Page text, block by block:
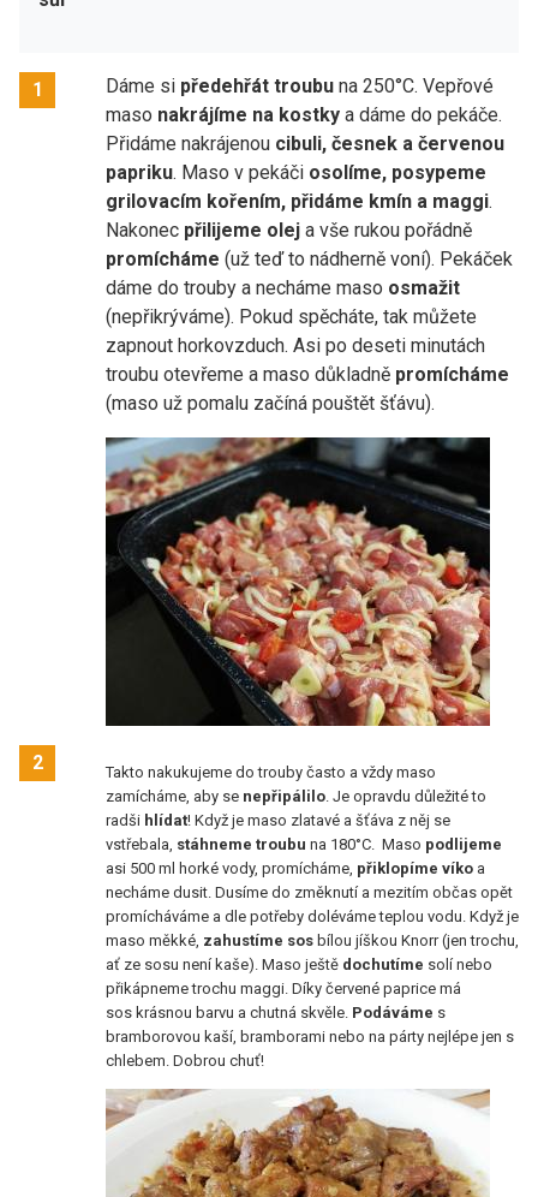
1 Dáme si předehřát troubu na 250°C. Vepřové
maso nakrájíme na kostky a dáme do pekáče.
Přidáme nakrájenou cibuli, česnek a červenou
papriku. Maso v pekáči osolíme, posypeme
grilovacím kořením, přidáme kmín a maggi.
Nakonec přilijeme olej a vše rukou pořádně
promícháme (už teď to nádherně voní). Pekáček
dáme do trouby a necháme maso osmažit
(nepřikrýváme). Pokud spěcháte, tak můžete
zapnout horkovzduch. Asi po deseti minutách
troubu otevřeme a maso důkladně promícháme
(maso už pomalu začíná pouštět šťávu).
2
Takto nakukujeme do trouby často a vždy maso
zamícháme, aby se nepřipálilo . Je opravdu důležité to
radši hlídat! Když je maso zlatavé a šťáva z něj se
vstřebala, stáhneme troubu na 180°C. Maso podlijeme
asi 500 ml horké vody, promícháme, přiklopíme víko a
necháme dusit. Dusíme do změknutí a mezitím občas opět
promícháváme a dle potřeby doléváme teplou vodu. Když je
maso měkké, zahustíme sos bílou jíškou Knorr (jen trochu,
ať ze sosu není kaše). Maso ještě dochutíme solí nebo
přikápneme trochu maggi. Díky červené paprice má
sos krásnou barvu a chutná skvěle. Podáváme s
bramborovou kaší, bramborami nebo na párty nejlépe jen s
chlebem. Dobrou chuť!